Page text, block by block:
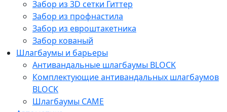
Забор из 3D сетки Гиттер
Забор из профнастила
Забор из евроштакетника
Забор кованый
Шлагбаумы и барьеры
Антивандальные шлагбаумы BLOCK
Комплектующие антивандальных шлагбаумов
BLOCK
Шлагбаумы CAME